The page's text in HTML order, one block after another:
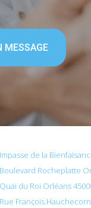
MESSAGE
de la
Rocheplatte
du Roi Orléans
François